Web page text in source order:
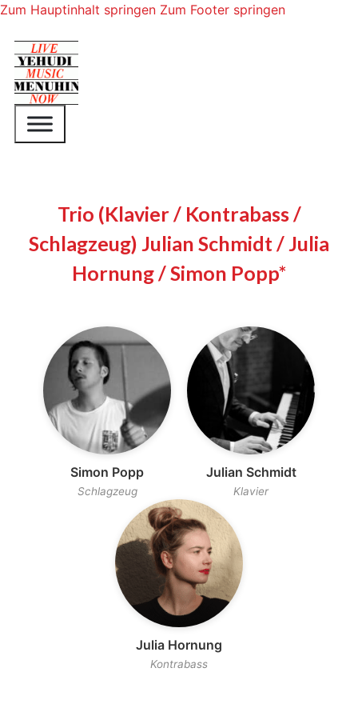
Zum Hauptinhalt springen Zum Footer springen
Trio (Klavier / Kontrabass /
Schlagzeug) Julian Schmidt / Julia
Hornung / Simon Popp*
Simon Popp
Schlagzeug
Julian Schmidt
Klavier
Julia Hornung
Kontrabass